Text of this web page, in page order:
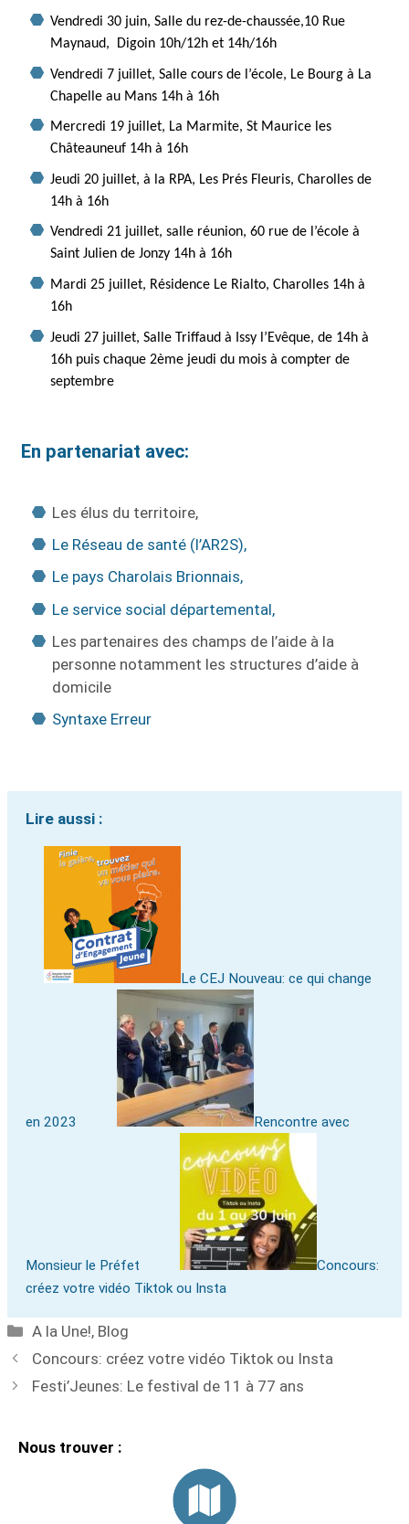
Vendredi 30 juin, Salle du rez-de-chaussée,10 Rue
Maynaud, Digoin 10h/12h et 14h/16h
Vendredi 7 juillet, Salle cours de l’école, Le Bourg à La
Chapelle au Mans 14h à 16h
Mercredi 19 juillet, La Marmite, St Maurice les
Châteauneuf 14h à 16h
Jeudi 20 juillet, à la RPA, Les Prés Fleuris, Charolles de
14h à 16h
Vendredi 21 juillet, salle réunion, 60 rue de l’école à
Saint Julien de Jonzy 14h à 16h
Mardi 25 juillet, Résidence Le Rialto, Charolles 14h à
16h
Jeudi 27 juillet, Salle Triffaud à Issy l’Evêque, de 14h à
16h puis chaque 2ème jeudi du mois à compter de
septembre
En partenariat avec:
Les élus du territoire,
Le Réseau de santé (l’AR2S),
Le pays Charolais Brionnais,
Le service social départemental,
Les partenaires des champs de l’aide à la
personne notamment les structures d’aide à
domicile
Syntaxe Erreur
Lire aussi :
Le CEJ Nouveau: ce qui change
en 2023 Rencontre avec
Monsieur le Préfet
Concours:
créez votre vidéo Tiktok ou Insta
A la Une!, Blog
Concours: créez votre vidéo Tiktok ou Insta
Festi’Jeunes: Le festival de 11 à 77 ans
Nous trouver :